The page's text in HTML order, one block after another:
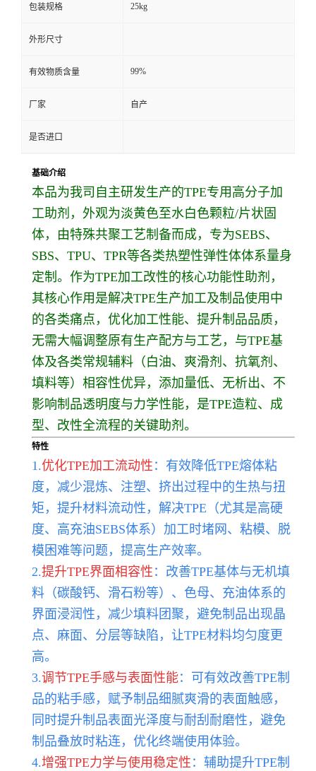
包装规格 25kg
外形尺寸
有效物质含量 99%
厂家 自产
是否进口
基础介绍
本品为我司自主研发生产的TPE专用高分子加
工助剂，外观为淡黄色至水白色颗粒/片状固
体，由特殊共聚工艺制备而成，专为SEBS、
SBS、TPU、TPR等各类热塑性弹性体体系量身
定制。作为TPE加工改性的核心功能性助剂，
其核心作用是解决TPE生产加工及制品使用中
的各类痛点，优化加工性能、提升制品品质，
无需大幅调整原有生产配方与工艺，与TPE基
体及各类常规辅料（白油、爽滑剂、抗氧剂、
填料等）相容性优异，添加量低、无析出、不
影响制品透明度与力学性能，是TPE造粒、成
型、改性全流程的关键助剂。
特性
1.优化TPE加工流动性 ：有效降低TPE熔体粘
度，减少混炼、注塑、挤出过程中的生热与扭
矩，提升材料流动性，解决TPE（尤其是高硬
度、高充油SEBS体系）加工时堵网、粘模、脱
模困难等问题，提高生产效率。
2.提升TPE界面相容性 ：改善TPE基体与无机填
料（碳酸钙、滑石粉等）、色母、充油体系的
界面浸润性，减少填料团聚，避免制品出现晶
点、麻面、分层等缺陷，让TPE材料均匀度更
高。
3.调节TPE手感与表面性能：可有效改善TPE制
品的粘手感，赋予制品细腻爽滑的表面触感，
同时提升制品表面光泽度与耐刮耐磨性，避免
制品叠放时粘连，优化终端使用体验。
4.增强TPE力学与使用稳定性 ：辅助提升TPE制